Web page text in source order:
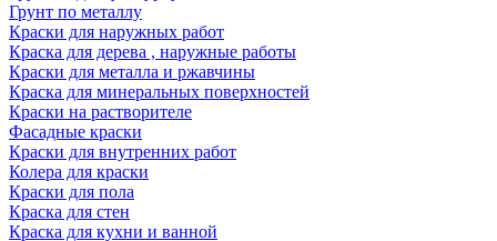
Грунт по металлу
Краски для наружных работ
Краска для дерева , наружные работы
Краски для металла и ржавчины
Краска для минеральных поверхностей
Краски на растворителе
Фасадные краски
Краски для внутренних работ
Колера для краски
Краски для пола
Краска для стен
Краска для кухни и ванной